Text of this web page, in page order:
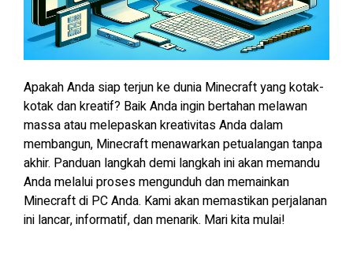
Apakah Anda siap terjun ke dunia Minecraft yang kotak-
kotak dan kreatif? Baik Anda ingin bertahan melawan
massa atau melepaskan kreativitas Anda dalam
membangun, Minecraft menawarkan petualangan tanpa
akhir. Panduan langkah demi langkah ini akan memandu
Anda melalui proses mengunduh dan memainkan
Minecraft di PC Anda. Kami akan memastikan perjalanan
ini lancar, informatif, dan menarik. Mari kita mulai!